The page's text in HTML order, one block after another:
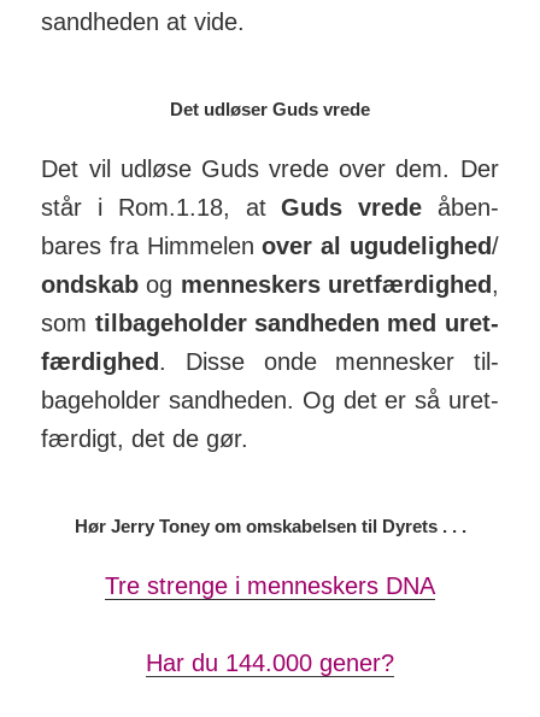
sand­heden at vide.
Det udløser Guds vrede
Det vil udløse Guds vrede over dem. Der
står i Rom.1.18, atGuds vredeåben­
bares fra Him­melenover al ugu­de­lighed/­
ondskab og men­nes­kers uret­fær­dighed ,
som til­bage­holder sand­heden med uret­
fær­dighed . Disse onde men­nesker til­
bage­holder sand­heden. Og det er så uret­
færdigt, det de gør.
Hør Jerry Toney om omskabelsen til Dyrets . . .
Tre strenge i menneskers DNA
Har du 144.000 gener?